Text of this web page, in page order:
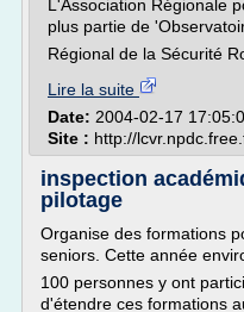
L'Association Régionale
plus partie de
Régional de la Sécurité
Lire la suite
Date: 2004-02-17
Site : http://
inspection
pilotage
Organise des formations
seniors. Cette année
100 personnes y ont
d'étendre ces formations